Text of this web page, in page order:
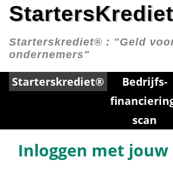
Starterskrediet® : "Geld
ondernemers"
Starterskrediet®
Bedrijfs­
scan
Inloggen met